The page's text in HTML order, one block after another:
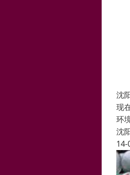
沈
现
环
沈
14-